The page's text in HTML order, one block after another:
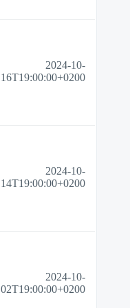
2024-10-
16T19:00:00+0200
2024-10-
14T19:00:00+0200
2024-10-
02T19:00:00+0200